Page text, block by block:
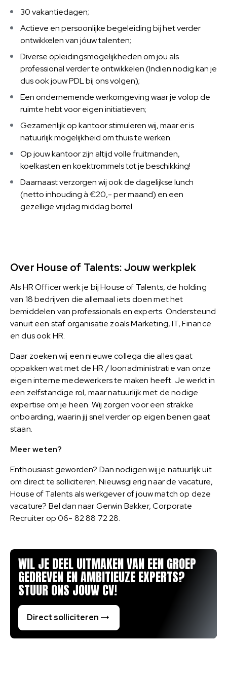
30 vakantiedagen;
Actieve en persoonlijke begeleiding bij het verder
ontwikkelen van jóuw talenten;
Diverse opleidingsmogelijkheden om jou als
professional verder te ontwikkelen (Indien nodig kan je
dus ook jouw PDL bij ons volgen);
Een ondernemende werkomgeving waar je volop de
ruimte hebt voor eigen initiatieven;
Gezamenlijk op kantoor stimuleren wij, maar er is
natuurlijk mogelijkheid om thuis te werken.
Op jouw kantoor zijn altijd volle fruitmanden,
koelkasten en koektrommels tot je beschikking!
Daarnaast verzorgen wij ook de dagelijkse lunch
(netto inhouding à €20,- per maand) en een
gezellige vrijdag middag borrel.
Over House of Talents: Jouw werkplek
Als HR Officer werk je bij House of Talents, de holding
van 18 bedrijven die allemaal iets doen met het
bemiddelen van professionals en experts. Ondersteund
vanuit een staf organisatie zoals Marketing, IT, Finance
en dus ook HR.
Daar zoeken wij een nieuwe collega die alles gaat
oppakken wat met de HR / loonadministratie van onze
eigen interne medewerkers te maken heeft. Je werkt in
een zelfstandige rol, maar natuurlijk met de nodige
expertise om je heen. Wij zorgen voor een strakke
onboarding, waarin jij snel verder op eigen benen gaat
staan.
Meer weten?
Enthousiast geworden? Dan nodigen wij je natuurlijk uit
om direct te solliciteren. Nieuwsgierig naar de vacature,
House of Talents als werkgever of jouw match op deze
vacature? Bel dan naar Gerwin Bakker, Corporate
Recruiter op 06- 82 88 72 28.
WIL JE DEEL UITMAKEN VAN EEN GROEP
GEDREVEN EN AMBITIEUZE EXPERTS?
STUUR ONS JOUW CV!
Direct solliciteren